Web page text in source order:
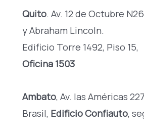
Quito. Av. 12 de Octubre
y Abraham Lincoln.
Edificio Torre 1492, Piso 15,
Oficina 1503
Ambato, Av. las Américas
Brasil, Edificio Confiauto,